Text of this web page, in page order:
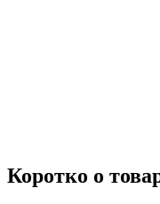
Коротко о